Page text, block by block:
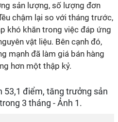
sản lượng, số lượng đơn
chậm lại so với tháng trước,
khó khăn trong việc đáp ứng
vật liệu. Bên cạnh đó,
mạnh đã làm giá bán hàng
hơn một thập kỷ.